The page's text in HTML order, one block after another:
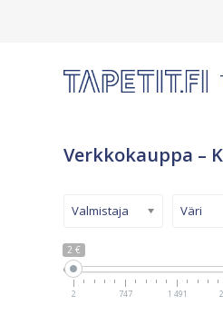
Verkkokauppa –
2 €
2 747 1 491
Valmistaja Väri